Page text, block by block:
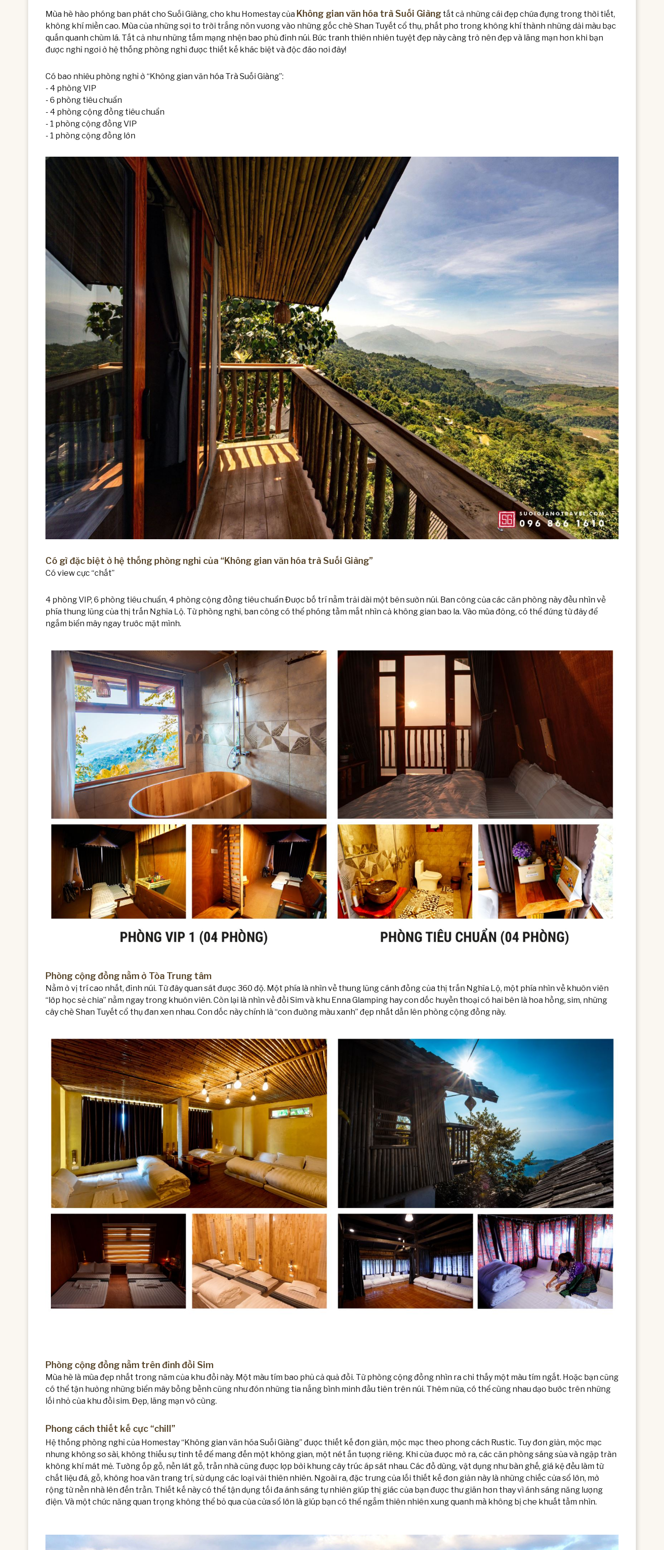
Mùa hè hào phóng ban phát cho Suối Giàng, cho khu Homestay của Không gian văn hóa trà Suối Giàng tất cả những cái đẹp chứa đựng trong thời tiết,
không khí miền cao. Mùa của những sợi tơ trời trắng nõn vương vào những gốc chè Shan Tuyết cổ thụ, phất phơ trong không khí thành những dải màu bạc
quấn quanh chùm lá. Tất cả như những tấm mạng nhện bao phủ đỉnh núi. Bức tranh thiên nhiên tuyệt đẹp này càng trở nên đẹp và lãng mạn hơn khi bạn
được nghỉ ngơi ở hệ thống phòng nghỉ được thiết kế khác biệt và độc đáo nơi đây!
Có bao nhiêu phòng nghỉ ở “Không gian văn hóa Trà Suối Giàng”:
- 4 phòng VIP
- 6 phòng tiêu chuẩn
- 4 phòng cộng đồng tiêu chuẩn
- 1 phòng cộng đồng VIP
- 1 phòng cộng đồng lớn
Có gì đặc biệt ở hệ thống phòng nghỉ của “Không gian văn hóa trà Suối Giàng”
Có view cực “chất”
4 phòng VIP, 6 phòng tiêu chuẩn, 4 phòng cộng đồng tiêu chuẩn Được bố trí nằm trải dài một bên sườn núi. Ban công của các căn phòng này đều nhìn về
phía thung lũng của thị trấn Nghĩa Lộ. Từ phòng nghỉ, ban công có thể phóng tầm mắt nhìn cả không gian bao la. Vào mùa đông, có thể đứng từ đây để
ngắm biển mây ngay trước mặt mình.
Phòng cộng đồng nằm ở Tòa Trung tâm
Nằm ở vị trí cao nhất, đỉnh núi. Từ đây quan sát được 360 độ. Một phía là nhìn về thung lũng cánh đồng của thị trấn Nghĩa Lộ, một phía nhìn về khuôn viên
“lớp học sẻ chia” nằm ngay trong khuôn viên. Còn lại là nhìn về đồi Sim và khu Enna Glamping hay con dốc huyền thoại có hai bên là hoa hồng, sim, những
cây chè Shan Tuyết cổ thụ đan xen nhau. Con dốc này chính là “con đường màu xanh” đẹp nhất dẫn lên phòng cộng đồng này.
Phòng cộng đồng nằm trên đỉnh đồi Sim
Mùa hè là mùa đẹp nhất trong năm của khu đồi này. Một màu tím bao phủ cả quả đồi. Từ phòng cộng đồng nhìn ra chỉ thấy một màu tím ngắt. Hoặc bạn cũng
có thể tận hưởng những biển mây bồng bềnh cũng như đón những tia nắng bình minh đầu tiên trên núi. Thêm nữa, có thể cùng nhau dạo bước trên những
lối nhỏ của khu đồi sim. Đẹp, lãng mạn vô cùng.
Phong cách thiết kế cực “chill”
Hệ thống phòng nghỉ của Homestay “Không gian văn hóa Suối Giàng” được thiết kế đơn giản, mộc mạc theo phong cách Rustic. Tuy đơn giản, mộc mạc
nhưng không sơ sài, không thiếu sự tinh tế để mang đến một không gian, một nét ấn tượng riêng. Khi cửa được mở ra, các căn phòng sáng sủa và ngập tràn
không khí mát mẻ. Tường ốp gỗ, nền lát gỗ, trần nhà cũng được lợp bởi khung cây trúc áp sát nhau. Các đồ dùng, vật dụng như bàn ghế, giá kệ đều làm từ
chất liệu đá, gỗ, không hoa văn trang trí, sử dụng các loại vải thiên nhiên. Ngoài ra, đặc trưng của lối thiết kế đơn giản này là những chiếc cửa sổ lớn, mở
rộng từ nền nhà lên đến trần. Thiết kế này có thể tận dụng tối đa ánh sáng tự nhiên giúp thị giác của bạn được thư giãn hơn thay vì ánh sáng năng lượng
điện. Và một chức năng quan trọng không thể bỏ qua của cửa sổ lớn là giúp bạn có thể ngắm thiên nhiên xung quanh mà không bị che khuất tầm nhìn.